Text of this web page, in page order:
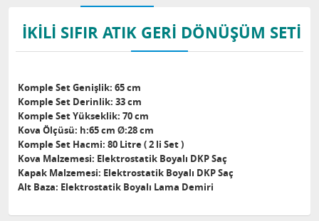
İKİLİ SIFIR ATIK GERİ DÖNÜŞÜM SETİ
Komple Set Genişlik: 65 cm
Komple Set Derinlik: 33 cm
Komple Set Yükseklik: 70 cm
Kova Ölçüsü: h:65 cm Ø:28 cm
Komple Set Hacmi: 80 Litre ( 2 li Set )
Kova Malzemesi: Elektrostatik Boyalı DKP Saç
Kapak Malzemesi: Elektrostatik Boyalı DKP Saç
Alt Baza: Elektrostatik Boyalı Lama Demiri